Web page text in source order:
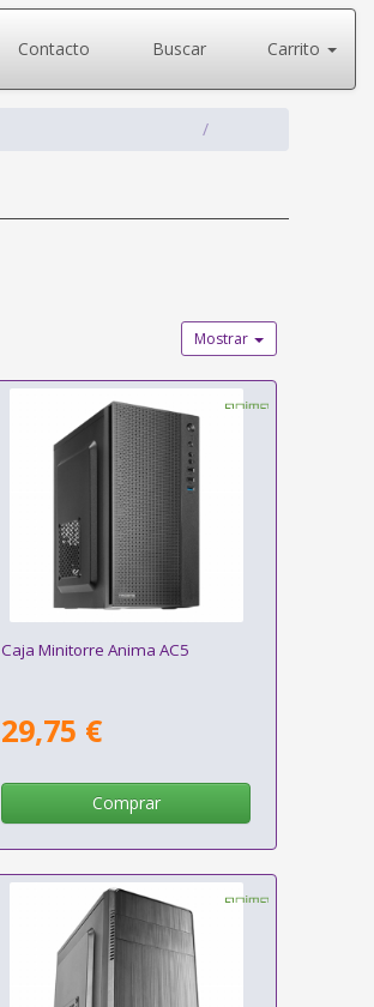
Contacto Buscar Carrito
Mostrar
Caja Minitorre Anima AC5
29,75 €
Comprar